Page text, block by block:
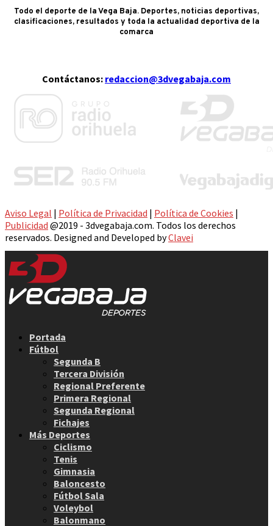
Todo el deporte de la Vega Baja. Deportes, noticias deportivas,
clasificaciones, resultados y toda la actualidad deportiva de la
comarca
Contáctanos: redaccion@3dvegabaja.com
Aviso Legal | Política de Privacidad | Política de Cookies |
Publicidad @2019 - 3dvegabaja.com. Todos los derechos
reservados. Designed and Developed byClavei
Portada
Fútbol
Segunda B
Tercera División
Regional Preferente
Primera Regional
Segunda Regional
Fichajes
Más Deportes
Ciclismo
Tenis
Gimnasia
Baloncesto
Fútbol Sala
Voleybol
Balonmano